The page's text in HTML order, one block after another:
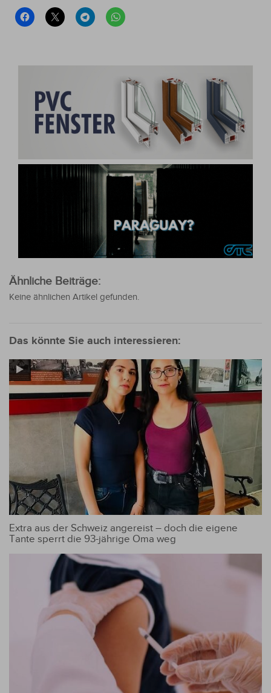
Ähnliche Beiträge:
Keine ähnlichen Artikel gefunden.
Das könnte Sie auch interessieren:
Extra aus der Schweiz angereist – doch die eigene
Tante sperrt die 93-jährige Oma weg